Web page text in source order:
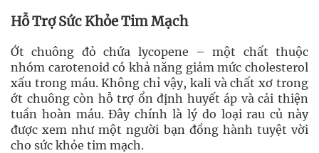
Hỗ Trợ Sức Khỏe Tim Mạch
Ớt chuông đỏ chứa lycopene – một chất thuộc
nhóm carotenoid có khả năng giảm mức cholesterol
xấu trong máu. Không chỉ vậy, kali và chất xơ trong
ớt chuông còn hỗ trợ ổn định huyết áp và cải thiện
tuần hoàn máu. Đây chính là lý do loại rau củ này
được xem như một người bạn đồng hành tuyệt vời
cho sức khỏe tim mạch.